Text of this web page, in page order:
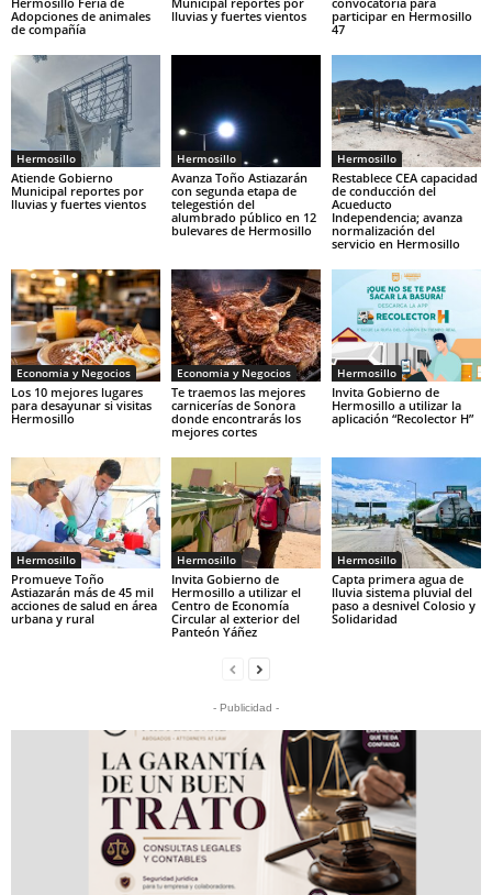
Adopciones de animales
de compañía
lluvias y fuertes vientos
participar en Hermosillo
47
Hermosillo
Atiende Gobierno
Municipal reportes por
lluvias y fuertes vientos
Hermosillo
Avanza Toño Astiazarán
con segunda etapa de
telegestión del
alumbrado público en 12
bulevares de Hermosillo
Hermosillo
Restablece CEA capacidad
de conducción del
Acueducto
Independencia; avanza
normalización del
servicio en Hermosillo
Economia y Negocios
Los 10 mejores lugares
para desayunar si visitas
Hermosillo
Economia y Negocios
Te traemos las mejores
carnicerías de Sonora
donde encontrarás los
mejores cortes
Hermosillo
Invita Gobierno de
Hermosillo a utilizar la
aplicación “Recolector H”
Hermosillo
Promueve Toño
Astiazarán más de 45 mil
acciones de salud en área
urbana y rural
Hermosillo
Invita Gobierno de
Hermosillo a utilizar el
Centro de Economía
Circular al exterior del
Panteón Yáñez
Hermosillo
Capta primera agua de
lluvia sistema pluvial del
paso a desnivel Colosio y
Solidaridad
- Publicidad -